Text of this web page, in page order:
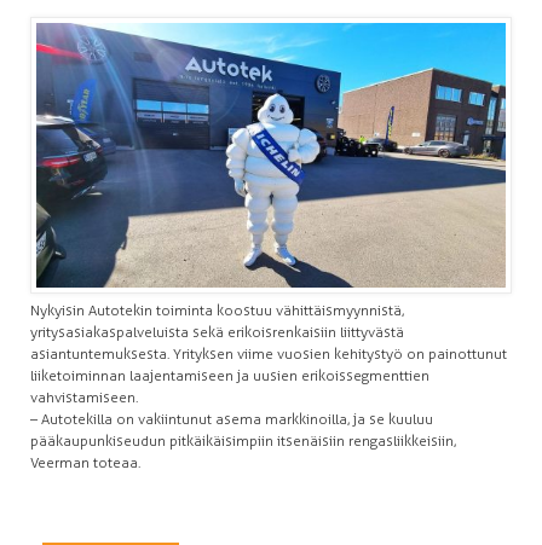
Nykyisin Autotekin toiminta koostuu vähittäismyynnistä,
yritysasiakaspalveluista sekä erikoisrenkaisiin liittyvästä
asiantuntemuksesta. Yrityksen viime vuosien kehitystyö on painottunut
liiketoiminnan laajentamiseen ja uusien erikoissegmenttien
vahvistamiseen.
– Autotekilla on vakiintunut asema markkinoilla, ja se kuuluu
pääkaupunkiseudun pitkäikäisimpiin itsenäisiin rengasliikkeisiin,
Veerman toteaa.